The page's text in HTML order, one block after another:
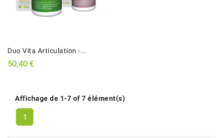
Duo Vita Articulation -...
50,40 €
Affichage de 1-7 of 7 élément(s)
1